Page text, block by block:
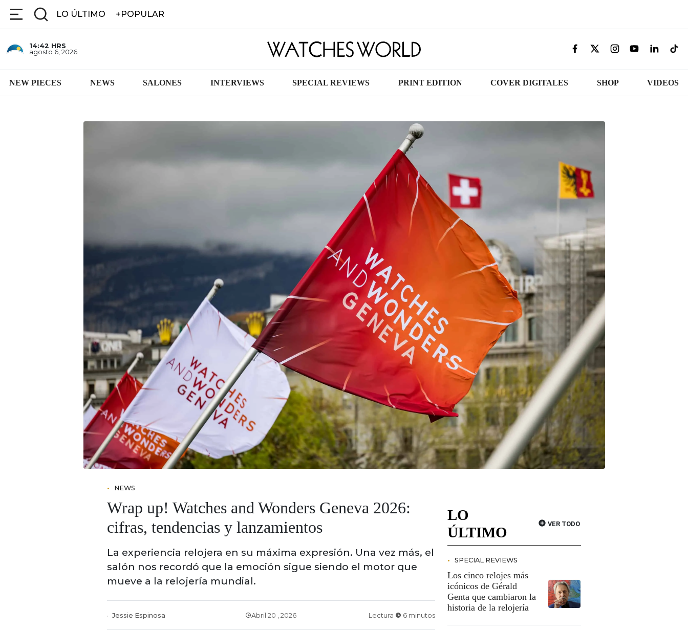
LO ÚLTIMO +POPULAR
14:42 HRS
agosto 6, 2026
NEW PIECES NEWS SALONES INTERVIEWS SPECIAL REVIEWS PRINT EDITION COVER DIGITALES SHOP VIDEOS
NEWS
Wrap up! Watches and Wonders Geneva 2026:
cifras, tendencias y lanzamientos
La experiencia relojera en su máxima expresión. Una vez más, el
salón nos recordó que la emoción sigue siendo el motor que
mueve a la relojería mundial.
Jessie Espinosa Abril 20 , 2026 Lectura 6 minutos
LO
ÚLTIMO
VER TODO
SPECIAL REVIEWS
Los cinco relojes más
icónicos de Gérald
Genta que cambiaron la
historia de la relojería